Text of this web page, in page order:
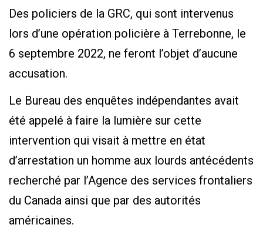
Des policiers de la GRC, qui sont intervenus
lors d’une opération policière à Terrebonne, le
6 septembre 2022, ne feront l’objet d’aucune
accusation.
Le Bureau des enquêtes indépendantes avait
été appelé à faire la lumière sur cette
intervention qui visait à mettre en état
d’arrestation un homme aux lourds antécédents
recherché par l’Agence des services frontaliers
du Canada ainsi que par des autorités
américaines.